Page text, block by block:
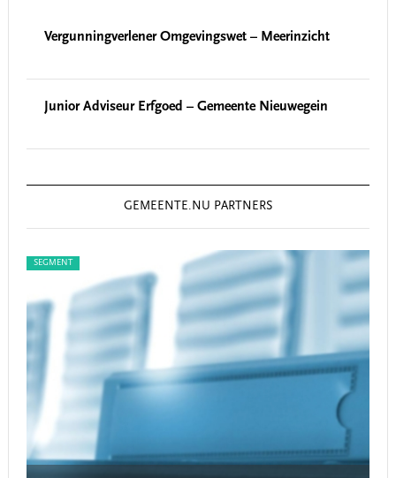
Vergunningverlener Omgevingswet – Meerinzicht
Junior Adviseur Erfgoed – Gemeente Nieuwegein
GEMEENTE.NU PARTNERS
SEGMENT